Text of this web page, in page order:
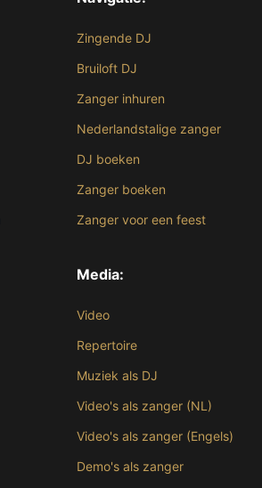
Zingende DJ
Bruiloft DJ
Zanger inhuren
Nederlandstalige zanger
DJ boeken
Zanger boeken
Zanger voor een feest
Media:
Video
Repertoire
Muziek als DJ
Video's als zanger (NL)
Video's als zanger (Engels)
Demo's als zanger